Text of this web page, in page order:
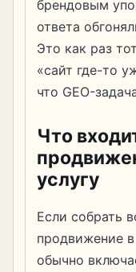
брендовым
ответа
Это как раз
«сайт где-то
что GEO-
Что
услугу
Если собрать
продвижение в
обычно